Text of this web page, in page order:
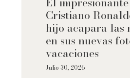
Cristiano
hijo acapara las
en sus nuevas
vacaciones
Julio 30, 2026